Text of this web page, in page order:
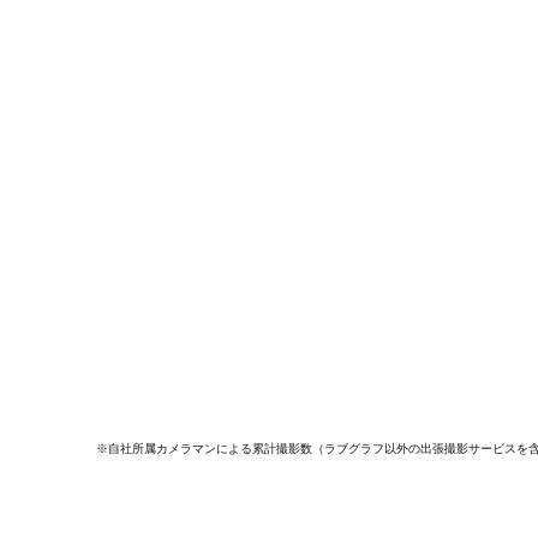
※自社所属カメラマンによる累計撮影数（ラブグラフ以外の出張撮影サービスを